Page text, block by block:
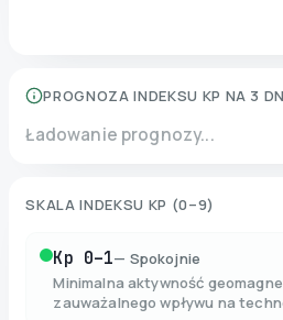
PROGNOZA INDEKSU KP NA 3
Ładowanie prognozy...
SKALA INDEKSU KP (0–9)
Kp 0–1— Spokojnie
Minimalna aktywność
zauważalnego wpływu na